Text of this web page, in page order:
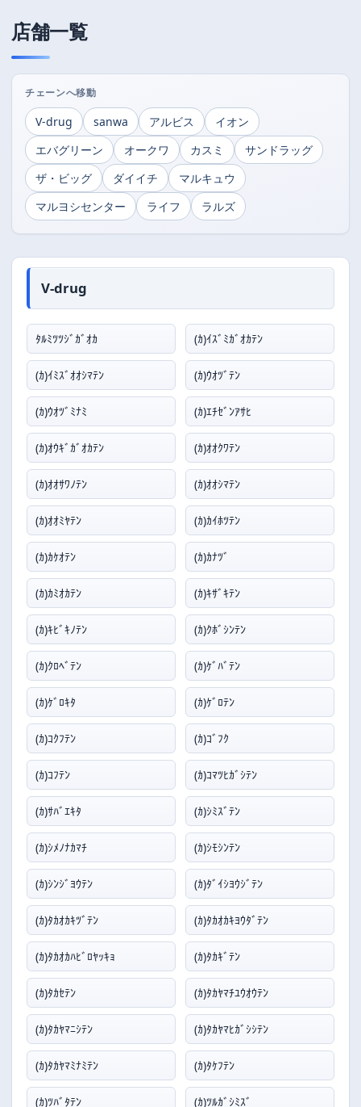
店舗一覧
V-drug sanwa アルビス
イオン
エバグリーン
オークワ カスミ
サンドラッグ
ザ・ビッグ
ダイイチ
マルキュウ
マルヨシセンター
ライフ ラルズ
V-drug
ﾀﾙﾐﾂﾂｼﾞｶﾞｵｶ (ｶ)ｲｽﾞﾐｶﾞｵｶﾃﾝ
(ｶ)ｲﾐｽﾞｵｵｼﾏﾃﾝ (ｶ)ｳｵﾂﾞﾃﾝ
(ｶ)ｳｵﾂﾞﾐﾅﾐ (ｶ)ｴﾁｾﾞﾝｱｻﾋ
(ｶ)ｵｳｷﾞｶﾞｵｶﾃﾝ (ｶ)ｵｵｸﾜﾃﾝ
(ｶ)ｵｵｻﾜﾉﾃﾝ (ｶ)ｵｵｼﾏﾃﾝ
(ｶ)ｵｵﾐﾔﾃﾝ (ｶ)ｶｲﾎﾂﾃﾝ
(ｶ)ｶｹｵﾃﾝ (ｶ)ｶﾅﾂﾞ
(ｶ)ｶﾐｵｶﾃﾝ (ｶ)ｷｻﾞｷﾃﾝ
(ｶ)ｷﾋﾞｷﾉﾃﾝ (ｶ)ｸﾎﾞｼﾝﾃﾝ
(ｶ)ｸﾛﾍﾞﾃﾝ (ｶ)ｹﾞﾊﾞﾃﾝ
(ｶ)ｹﾞﾛｷﾀ (ｶ)ｹﾞﾛﾃﾝ
(ｶ)ｺｸﾌﾃﾝ (ｶ)ｺﾞﾌｸ
(ｶ)ｺﾌﾃﾝ (ｶ)ｺﾏﾂﾋｶﾞｼﾃﾝ
(ｶ)ｻﾊﾞｴｷﾀ (ｶ)ｼﾐｽﾞﾃﾝ
(ｶ)ｼﾒﾉﾅｶﾏﾁ (ｶ)ｼﾓｼﾝﾃﾝ
(ｶ)ｼﾝｼﾞﾖｳﾃﾝ (ｶ)ﾀﾞｲｼﾖｳｼﾞﾃﾝ
(ｶ)ﾀｶｵｶｷﾂﾞﾃﾝ (ｶ)ﾀｶｵｶｷﾖｳﾀﾞﾃﾝ
(ｶ)ﾀｶｵｶﾊﾋﾞﾛﾔｯｷｮ (ｶ)ﾀｶｷﾞﾃﾝ
(ｶ)ﾀｶｾﾃﾝ (ｶ)ﾀｶﾔﾏﾁﾕｳｵｳﾃﾝ
(ｶ)ﾀｶﾔﾏﾆｼﾃﾝ (ｶ)ﾀｶﾔﾏﾋｶﾞｼｼﾃﾝ
(ｶ)ﾀｶﾔﾏﾐﾅﾐﾃﾝ (ｶ)ﾀｹﾌﾃﾝ
(ｶ)ﾂﾊﾞﾀﾃﾝ (ｶ)ﾂﾙｶﾞｼﾐｽﾞ